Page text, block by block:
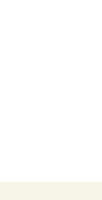
po